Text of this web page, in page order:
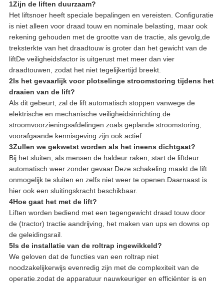
1Zijn de liften duurzaam?
Het liftsnoer heeft speciale bepalingen en vereisten. Configuratie
is niet alleen voor draad touw en nominale belasting, maar ook
rekening gehouden met de grootte van de tractie, als gevolg,de
treksterkte van het draadtouw is groter dan het gewicht van de
liftDe veiligheidsfactor is uitgerust met meer dan vier
draadtouwen, zodat het niet tegelijkertijd breekt.
2Is het gevaarlijk voor plotselinge stroomstoring tijdens het
draaien van de lift?
Als dit gebeurt, zal de lift automatisch stoppen vanwege de
elektrische en mechanische veiligheidsinrichting.de
stroomvoorzieningsafdelingen zoals geplande stroomstoring,
voorafgaande kennisgeving zijn ook actief.
3Zullen we gekwetst worden als het ineens dichtgaat?
Bij het sluiten, als mensen de haldeur raken, start de liftdeur
automatisch weer zonder gevaar.Deze schakeling maakt de lift
onmogelijk te sluiten en zelfs niet weer te openen.Daarnaast is
hier ook een sluitingskracht beschikbaar.
4Hoe gaat het met de lift?
Liften worden bediend met een tegengewicht draad touw door
de (tractor) tractie aandrijving, het maken van ups en downs op
de geleidingsrail.
5Is de installatie van de roltrap ingewikkeld?
We geloven dat de functies van een roltrap niet
noodzakelijkerwijs evenredig zijn met de complexiteit van de
operatie.zodat de apparatuur nauwkeuriger en efficiënter is en